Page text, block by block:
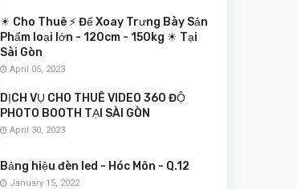
☀ Cho Thuê ⚡ Đế Xoay Trưng Bày Sản
Phẩm loại lớn - 120cm - 150kg ☀ Tại
Sài Gòn
April 05, 2023
DỊCH VỤ CHO THUÊ VIDEO 360 ĐỘ
PHOTO BOOTH TẠI SÀI GÒN
April 30, 2023
Bảng hiệu đèn led - Hóc Môn - Q.12
January 15, 2022